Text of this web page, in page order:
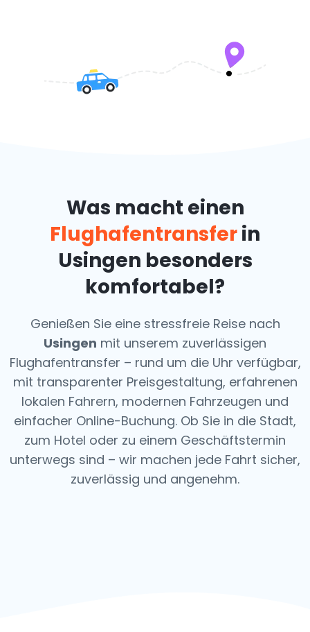
Was macht einen
Flughafentransferin
Usingen besonders
komfortabel?
Genießen Sie eine stressfreie Reise nach
Usingen mit unserem zuverlässigen
Flughafentransfer – rund um die Uhr verfügbar,
mit transparenter Preisgestaltung, erfahrenen
lokalen Fahrern, modernen Fahrzeugen und
einfacher Online-Buchung. Ob Sie in die Stadt,
zum Hotel oder zu einem Geschäftstermin
unterwegs sind – wir machen jede Fahrt sicher,
zuverlässig und angenehm.